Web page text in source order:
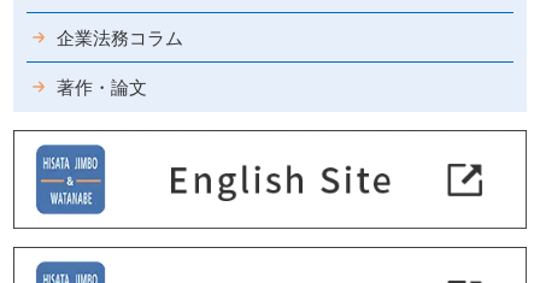
企業法務コラム
著作・論文